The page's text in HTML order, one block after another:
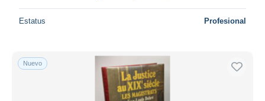
Estatus Profesional
Nuevo